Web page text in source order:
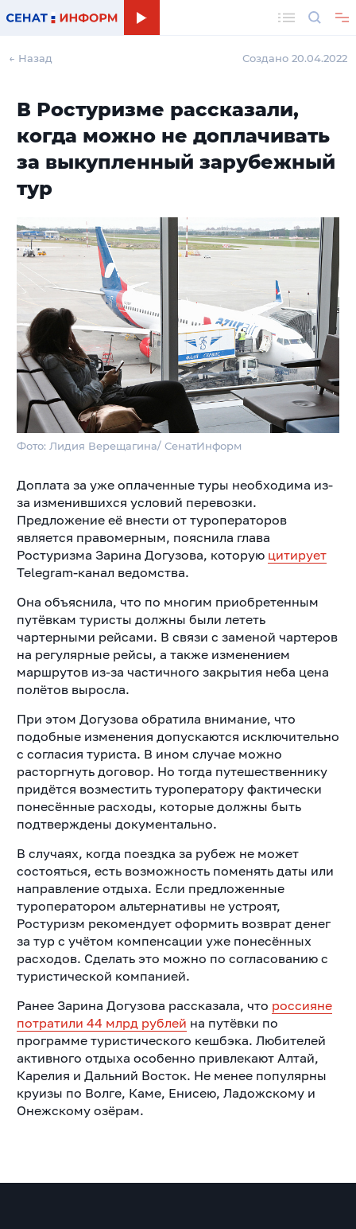
← Назад Создано 20.04.2022
В Ростуризме рассказали,
когда можно не доплачивать
за выкупленный зарубежный
тур
Фото: Лидия Верещагина/ СенатИнформ
Доплата за уже оплаченные туры необходима из-
за изменившихся условий перевозки.
Предложение её внести от туроператоров
является правомерным, пояснила глава
Ростуризма Зарина Догузова, которую цитирует
Telegram-канал ведомства.
Она объяснила, что по многим приобретенным
путёвкам туристы должны были лететь
чартерными рейсами. В связи с заменой чартеров
на регулярные рейсы, а также изменением
маршрутов из-за частичного закрытия неба цена
полётов выросла.
При этом Догузова обратила внимание, что
подобные изменения допускаются исключительно
с согласия туриста. В ином случае можно
расторгнуть договор. Но тогда путешественнику
придётся возместить туроператору фактически
понесённые расходы, которые должны быть
подтверждены документально.
В случаях, когда поездка за рубеж не может
состояться, есть возможность поменять даты или
направление отдыха. Если предложенные
туроператором альтернативы не устроят,
Ростуризм рекомендует оформить возврат денег
за тур с учётом компенсации уже понесённых
расходов. Сделать это можно по согласованию с
туристической компанией.
Ранее Зарина Догузова рассказала, что россияне
потратили 44 млрд рублей на путёвки по
программе туристического кешбэка. Любителей
активного отдыха особенно привлекают Алтай,
Карелия и Дальний Восток. Не менее популярны
круизы по Волге, Каме, Енисею, Ладожскому и
Онежскому озёрам.